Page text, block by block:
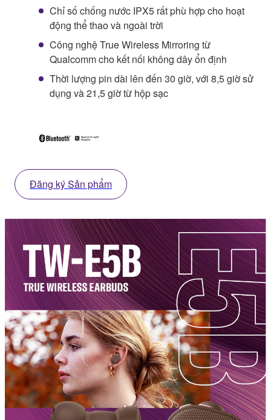
Chỉ số chống nước IPX5 rất phù hợp cho hoạt
động thể thao và ngoài trời
Công nghệ True Wireless Mirroring từ
Qualcomm cho kết nối không dây ổn định
Thời lượng pin dài lên đến 30 giờ, với 8,5 giờ sử
dụng và 21,5 giờ từ hộp sạc
Đăng ký Sản phẩm